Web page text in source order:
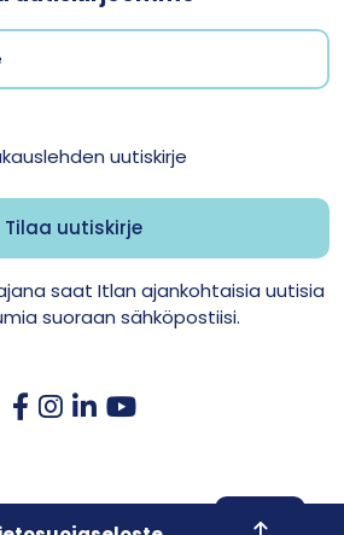
Skroll to
uutiskirje
saat Itlan ajankohtaisia uutisia
suoraan sähköpostiisi.